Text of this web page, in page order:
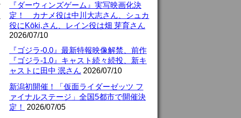
『ダーウィンズゲーム』実写映画化決
定！ カナメ役は中川大志さん、シュカ
役にKōki,さん、レイン役は畑 芽育さん
2026/07/10
『ゴジラ-0.0』最新特報映像解禁、前作
『ゴジラ-1.0』キャスト続々続投、新キ
ャストに田中 泯さん 2026/07/10
新潟初開催！「仮面ライダーゼッツ フ
ァイナルステージ」全国5都市で開催決
定！
2026/07/05